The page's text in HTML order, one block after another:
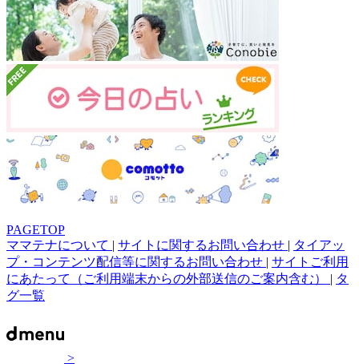
PAGETOP
ママテナについて | サイトに関するお問い合わせ | タイアッ
プ・コンテンツ配信等に関するお問い合わせ | サイトご利用
にあたって（ご利用端末からの外部送信のご案内含む） | タ
グ一覧
>